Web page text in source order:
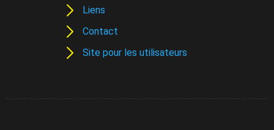
Liens
Contact
Site pour les utilisateurs